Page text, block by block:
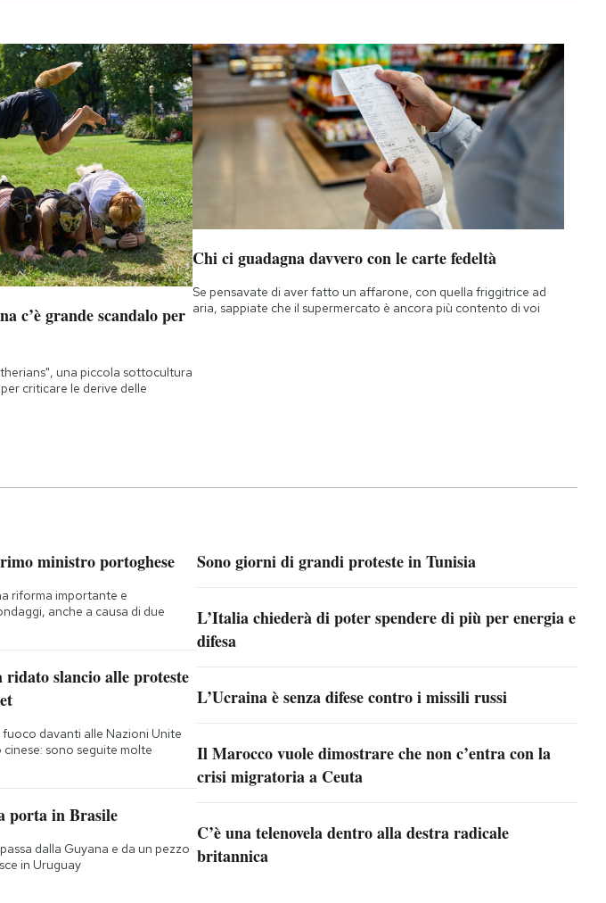
c’è grande scandalo per
una piccola sottocultura
criticare le derive delle
Chi ci guadagna davvero con le carte fedeltà
Se pensavate di aver fatto un affarone, con quella friggitrice ad
aria, sappiate che il supermercato è ancora più contento di voi
ministro portoghese
riforma importante e
anche a causa di due
slancio alle proteste
davanti alle Nazioni Unite
sono seguite molte
porta in Brasile
dalla Guyana e da un pezzo
in Uruguay
Sono giorni di grandi proteste in Tunisia
L’Italia chiederà di poter spendere di più per energia e
difesa
L’Ucraina è senza difese contro i missili russi
Il Marocco vuole dimostrare che non c’entra con la
crisi migratoria a Ceuta
C’è una telenovela dentro alla destra radicale
britannica